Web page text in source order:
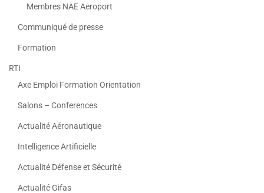
Membres NAE Aeroport
Communiqué de presse
Formation
RTI
Axe Emploi Formation Orientation
Salons – Conferences
Actualité Aéronautique
Intelligence Artificielle
Actualité Défense et Sécurité
Actualité Gifas